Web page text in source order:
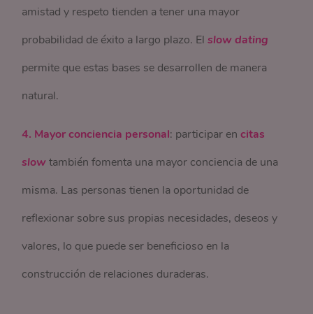
amistad y respeto tienden a tener una mayor
probabilidad de éxito a largo plazo. Elslow dating
permite que estas bases se desarrollen de manera
natural.
4. Mayor conciencia personal: participar encitas
slowtambién fomenta una mayor conciencia de una
misma. Las personas tienen la oportunidad de
reflexionar sobre sus propias necesidades, deseos y
valores, lo que puede ser beneficioso en la
construcción de relaciones duraderas.